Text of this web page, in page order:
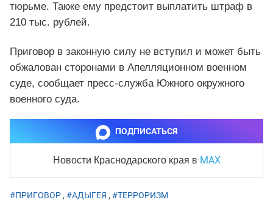
тюрьме. Также ему предстоит выплатить штраф в
210 тыс. рублей.
Приговор в законную силу не вступил и может быть
обжалован сторонами в Апелляционном военном
суде, сообщает пресс-служба Южного окружного
военного суда.
ПОДПИСАТЬСЯ
Новости Краснодарского края в MAX
#ПРИГОВОР, #АДЫГЕЯ , #ТЕРРОРИЗМ